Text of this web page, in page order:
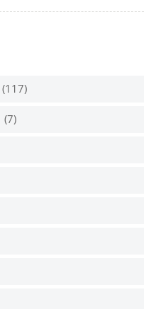
(117)
(7)